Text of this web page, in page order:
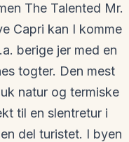
The Talented Mr.
Capri kan I komme
berige jer med en
togter. Den mest
natur og termiske
til en slentretur i
del turistet. I byen